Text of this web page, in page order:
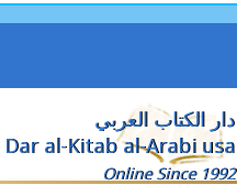
دار الكتاب العربي
Dar al-Kitab al-Arabi usa
Online Since 1992